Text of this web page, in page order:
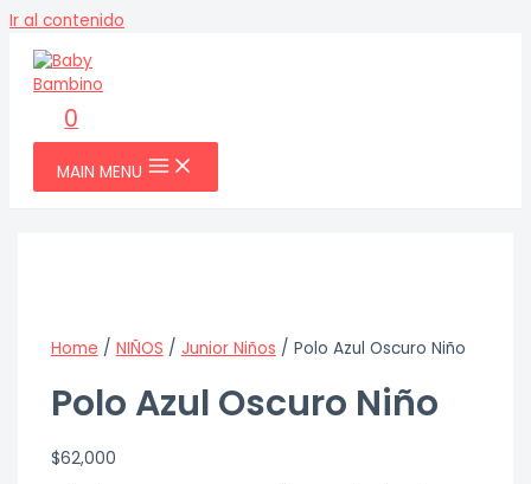
Ir al contenido
0
MAIN MENU
Home / NIÑOS / Junior Niños / Polo Azul Oscuro Niño
Polo Azul Oscuro Niño
$62,000